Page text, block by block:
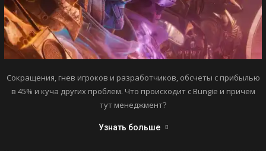
Сокращения, гнев игроков и разработчиков, обсчеты с прибылью
в 45% и куча других проблем. Что происходит с Bungie и причем
тут менеджмент?
Узнать больше